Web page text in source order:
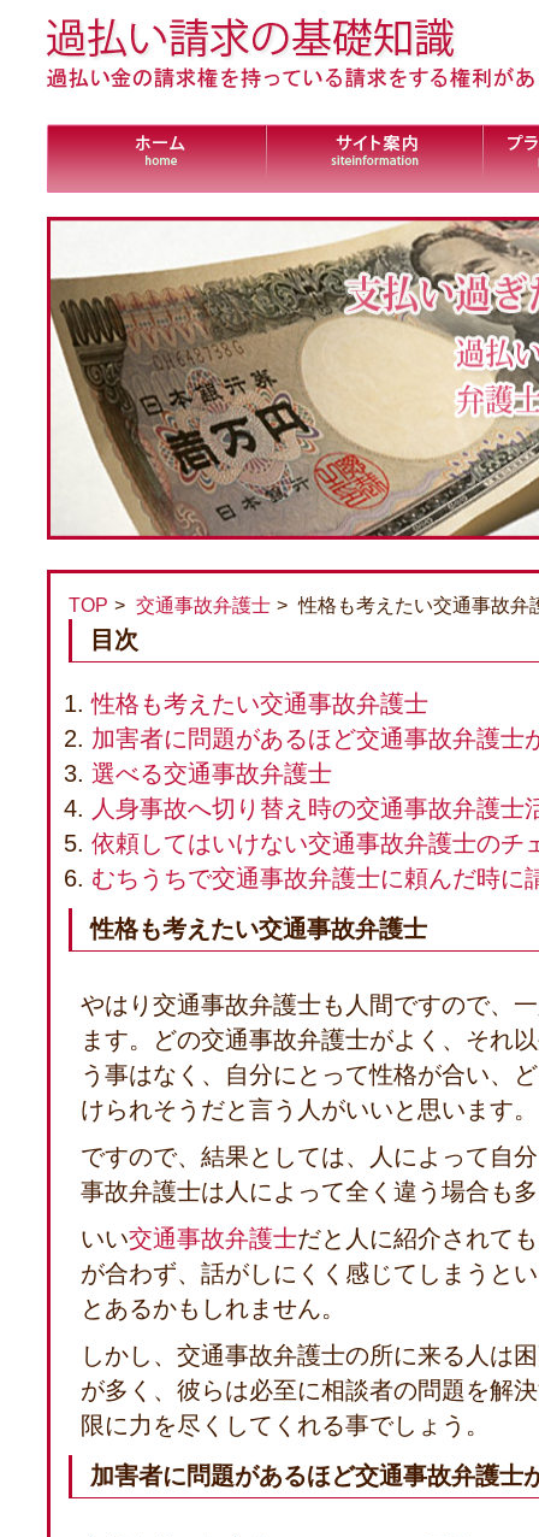
TOP 交通事故弁護士 性格も考えたい交通事故弁
目次
性格も考えたい交通事故弁護士
加害者に問題があるほど交通事故弁護士
選べる交通事故弁護士
人身事故へ切り替え時の交通事故弁護士
依頼してはいけない交通事故弁護士のチ
むちうちで交通事故弁護士に頼んだ時に
性格も考えたい交通事故弁護士
やはり交通事故弁護士も人間ですので、
ます。どの交通事故弁護士がよく、それ
う事はなく、自分にとって性格が合い、
けられそうだと言う人がいいと思います。
ですので、結果としては、人によって自
事故弁護士は人によって全く違う場合も
いい交通事故弁護士だと人に紹介されて
が合わず、話がしにくく感じてしまうと
とあるかもしれません。
しかし、交通事故弁護士の所に来る人は
が多く、彼らは必至に相談者の問題を解
限に力を尽くしてくれる事でしょう。
加害者に問題があるほど交通事故弁護士